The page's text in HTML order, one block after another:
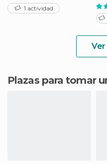
1 actividad
Plazas para tomar